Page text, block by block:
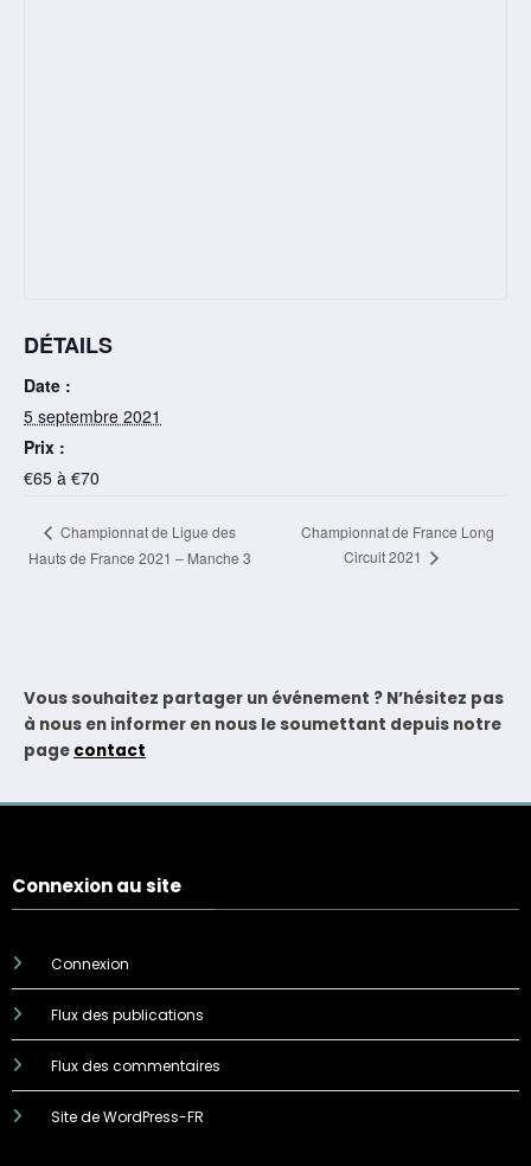
DÉTAILS
Date :
5 septembre 2021
Prix :
€65 à €70
Navigation
Évènement
Championnat de Ligue des
Hauts de France 2021 – Manche 3
Championnat de France Long
Circuit 2021
Vous souhaitez partager un événement ? N’hésitez pas
à nous en informer en nous le soumettant depuis notre
page contact
Connexion au site
Connexion
Flux des publications
Flux des commentaires
Site de WordPress-FR